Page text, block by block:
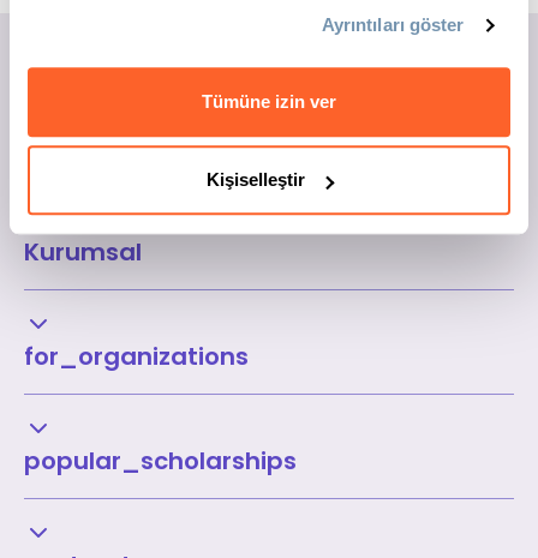
Ayrıntıları göster
Tümüne izin ver
Kişiselleştir
Kurumsal
for_organizations
popular_scholarships